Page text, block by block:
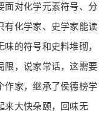
面对化学元素符号、分
有化学家、史学家能读
的符号和史料堆砌，
限，说家常话，这需要
作家，继承了侯德榜学
来大快朵颐，回味无